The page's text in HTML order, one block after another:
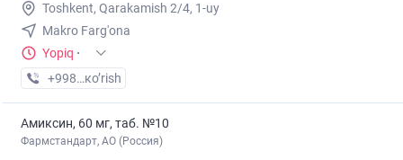
Toshkent, Qarakamish 2/4, 1-uy
Makro Farg'ona
Yopiq ·
+998 (99) XXX-XX-XX
кo’rish
Амиксин, 60 мг, таб. №10
Фармстандарт, АО (Россия)